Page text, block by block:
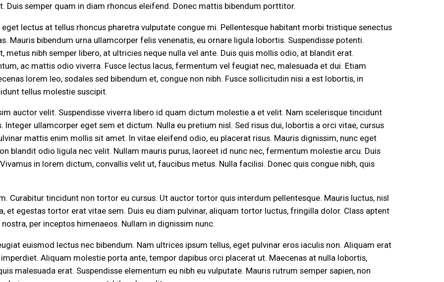
Duis semper quam in diam rhoncus eleifend. Donec mattis bibendum porttitor.
eget lectus at tellus rhoncus pharetra vulputate congue mi. Pellentesque habitant morbi tristique senectus
Mauris bibendum urna ullamcorper felis venenatis, eu ornare ligula lobortis. Suspendisse potenti.
metus nibh semper libero, at ultricies neque nulla vel ante. Duis quis mollis odio, at blandit erat.
ac mattis odio viverra. Fusce lectus lacus, fermentum vel feugiat nec, malesuada et dui. Etiam
lorem leo, sodales sed bibendum et, congue non nibh. Fusce sollicitudin nisi a est lobortis, in
tellus molestie suscipit.
auctor velit. Suspendisse viverra libero id quam dictum molestie a et velit. Nam scelerisque tincidunt
ullamcorper eget sem et dictum. Nulla eu pretium nisl. Sed risus dui, lobortis a orci vitae, cursus
mattis enim mollis sit amet. In vitae eleifend odio, eu placerat risus. Mauris dignissim, nunc eget
blandit odio ligula nec velit. Nullam mauris purus, laoreet id nunc nec, fermentum molestie arcu. Duis
in lorem dictum, convallis velit ut, faucibus metus. Nulla facilisi. Donec quis congue nibh, quis
Curabitur tincidunt non tortor eu cursus. Ut auctor tortor quis interdum pellentesque. Mauris luctus, nisl
et egestas tortor erat vitae sem. Duis eu diam pulvinar, aliquam tortor luctus, fringilla dolor. Class aptent
per inceptos himenaeos. Nullam in dignissim nunc.
euismod lectus nec bibendum. Nam ultrices ipsum tellus, eget pulvinar eros iaculis non. Aliquam erat
Aliquam molestie porta ante, tempor dapibus orci placerat ut. Maecenas at nulla lobortis,
malesuada erat. Suspendisse elementum eu nibh eu vulputate. Mauris rutrum semper sapien, non